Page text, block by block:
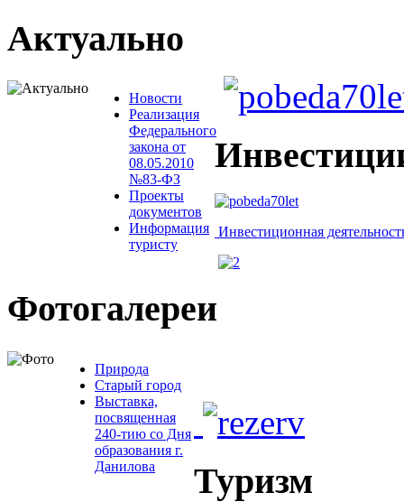
Актуально
Новости
Реализация
Федерального
закона от
08.05.2010
№83-ФЗ
Проекты
документов
Информация
туристу
Инвестиционная
Фотогалереи
Природа
Старый город
Выставка,
посвященная
240-тию со Дня
образования г.
Данилова
Туризм